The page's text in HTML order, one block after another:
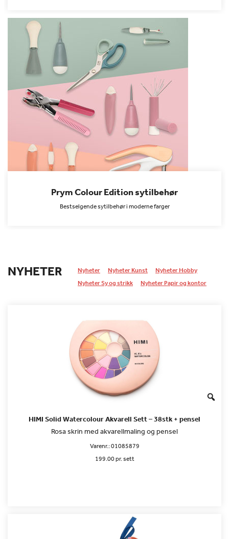
Prym Colour Edition sytilbehør
Bestselgende sytilbehør i moderne farger
NYHETER Nyheter Nyheter Kunst
Nyheter Hobby
Nyheter Sy og strikk
Nyheter Papir og kontor
HIMI Solid Watercolour Akvarell Sett – 38stk + pensel
Rosa skrin med akvarellmaling og pensel
Varenr.:01085879
199.00 pr. sett